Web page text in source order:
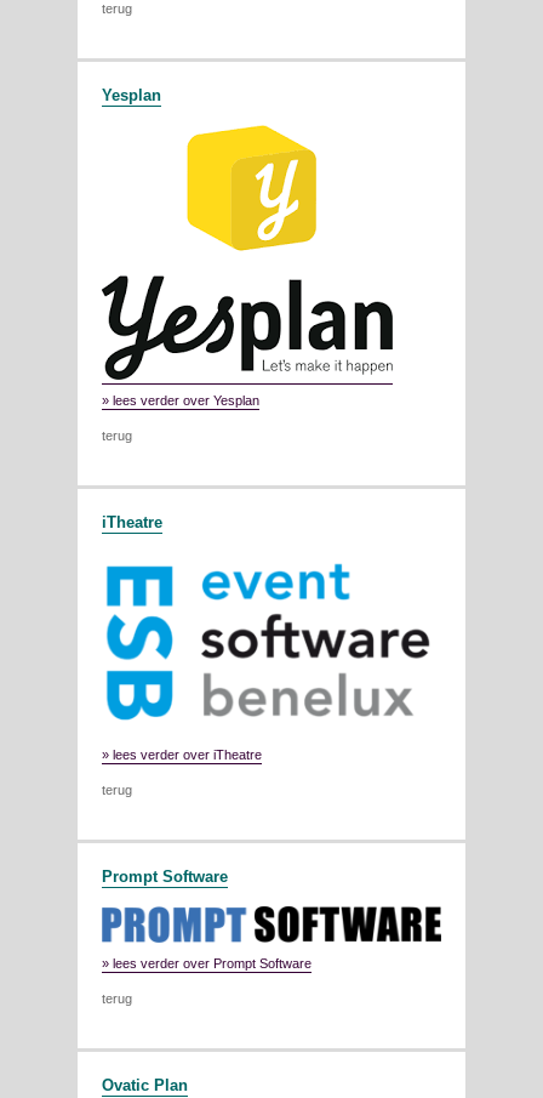
terug
Yesplan
» lees verder over Yesplan
terug
iTheatre
» lees verder over iTheatre
terug
Prompt Software
» lees verder over Prompt Software
terug
Ovatic Plan